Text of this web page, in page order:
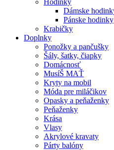
Hodinky
Dámske
Pánske hodinky
Krabičky
Doplnky
Ponožky a pančušky
Šály, šatky, čiapky
Domácnosť
MusíŠ MAŤ
Kryty na mobil
Móda pre miláčikov
Opasky a peňaženky
Peňaženky
Krása
Vlasy
Akrylové kravaty
Párty balóny